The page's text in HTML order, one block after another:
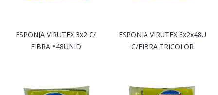
ESPONJA VIRUTEX 3x2 C/
FIBRA *48UNID
ESPONJA VIRUTEX 3x2x48U
C/FIBRA TRICOLOR